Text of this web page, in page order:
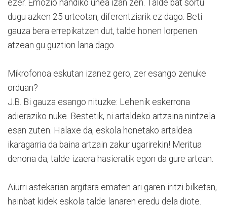
ezer. Emozio handiko unea izan zen. Talde bat sortu
dugu azken 25 urteotan, diferentziarik ez dago. Beti
gauza bera errepikatzen dut, talde honen lorpenen
atzean gu guztion lana dago.
Mikrofonoa eskutan izanez gero, zer esango zenuke
orduan?
J.B. Bi gauza esango nituzke: Lehenik eskerrona
adieraziko nuke. Bestetik, ni artaldeko artzaina nintzela
esan zuten. Halaxe da, eskola honetako artaldea
ikaragarria da baina artzain zakur ugarirekin! Meritua
denona da, talde izaera hasieratik egon da gure artean.
Aiurri astekarian argitara ematen ari garen iritzi bilketan,
hainbat kidek eskola talde lanaren eredu dela diote.